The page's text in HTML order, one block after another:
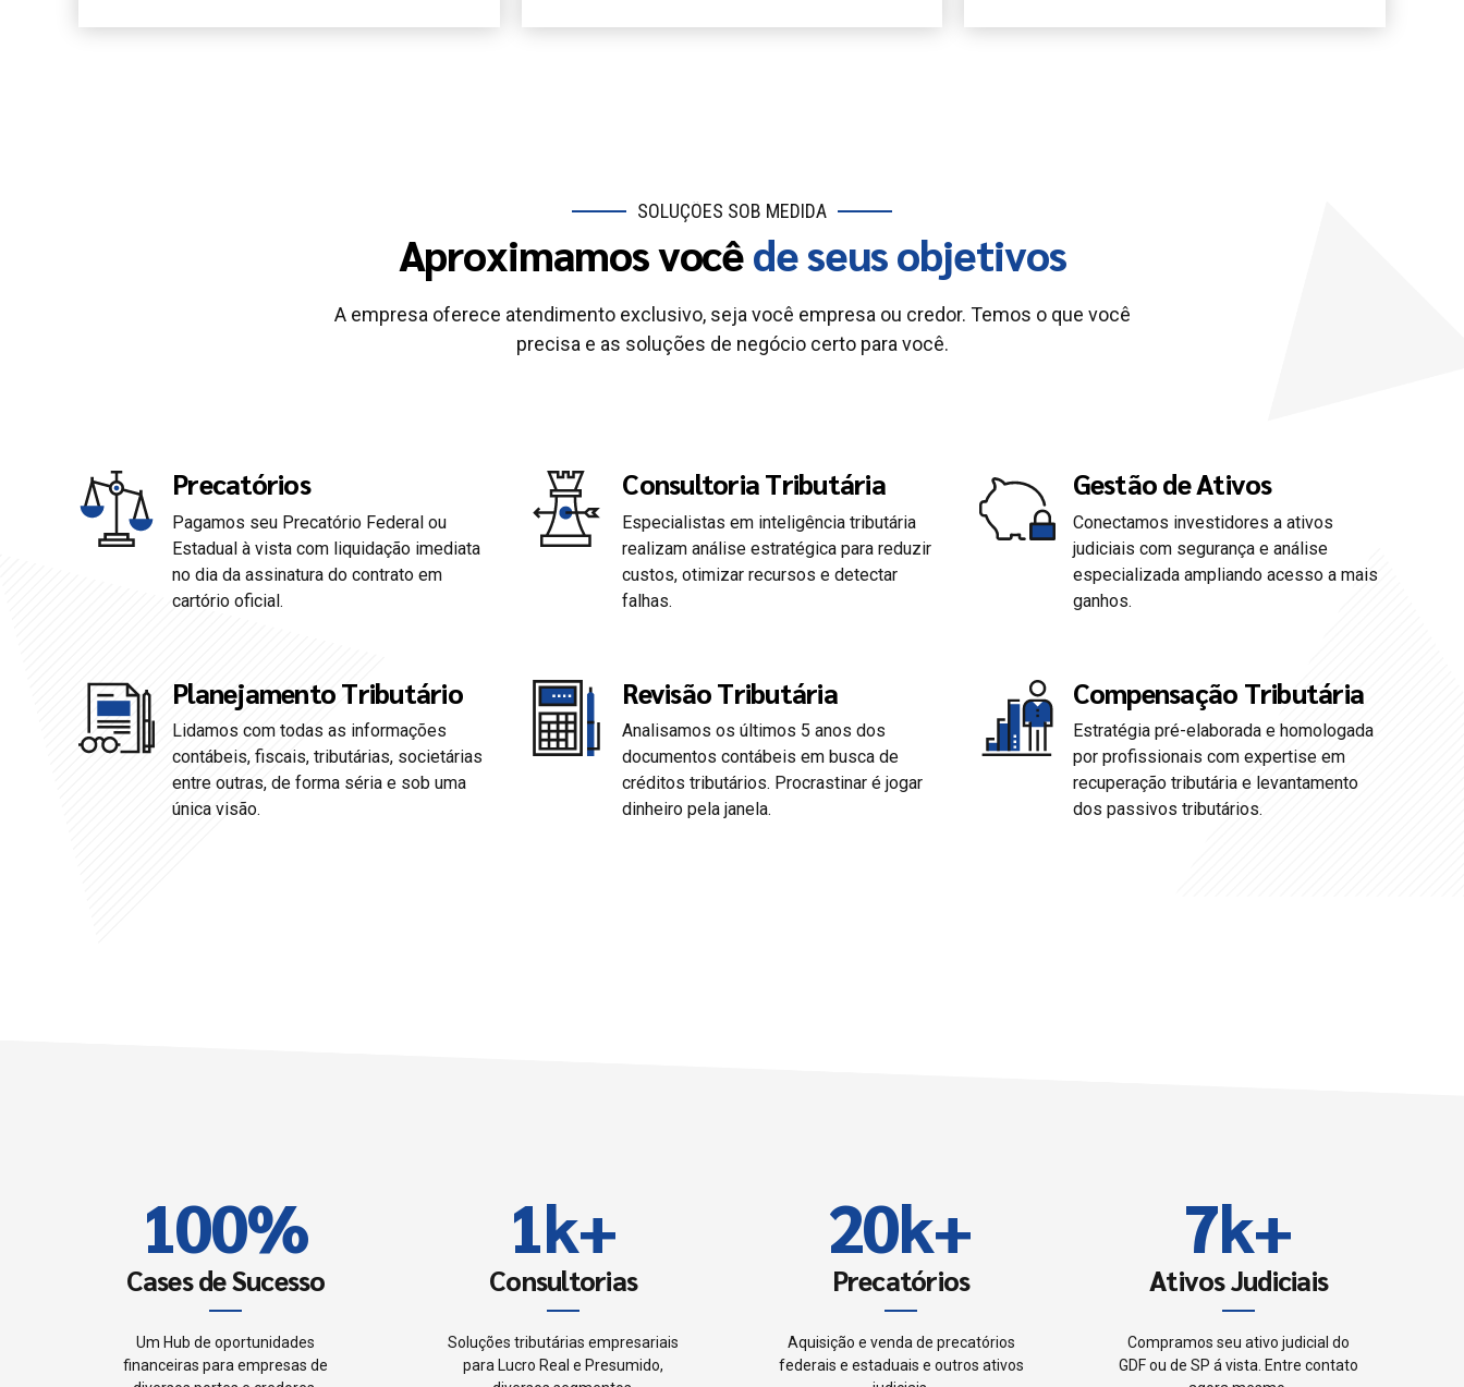
SOLUÇÕES SOB MEDIDA
Aproximamos vocêde seus objetivos
A empresa oferece atendimento exclusivo, seja você empresa ou credor. Temos o que você
precisa e as soluções de negócio certo para você.
Precatórios
Pagamos seu Precatório Federal ou
Estadual à vista com liquidação imediata
no dia da assinatura do contrato em
cartório oficial.
Consultoria Tributária
Especialistas em inteligência tributária
realizam análise estratégica para reduzir
custos, otimizar recursos e detectar
falhas.
Gestão de Ativos
Conectamos investidores a ativos
judiciais com segurança e análise
especializada ampliando acesso a mais
ganhos.
Planejamento Tributário
Lidamos com todas as informações
contábeis, fiscais, tributárias, societárias
entre outras, de forma séria e sob uma
única visão.
Revisão Tributária
Analisamos os últimos 5 anos dos
documentos contábeis em busca de
créditos tributários. Procrastinar é jogar
dinheiro pela janela.
Compensação Tributária
Estratégia pré-elaborada e homologada
por profissionais com expertise em
recuperação tributária e levantamento
dos passivos tributários.
1
2
3
0
2
3
4
0
0
2
3
4
0%
Cases de Sucesso
Um Hub de oportunidades
financeiras para empresas de
1
2
3
k+
Consultorias
Soluções tributárias empresariais
para Lucro Real e Presumido,
2
3
4
0
2
3
0k+
Precatórios
Aquisição e venda de precatórios
federais e estaduais e outros ativos
0
1
7
8
9
k+
Ativos Judiciais
Compramos seu ativo judicial do
GDF ou de SP á vista. Entre contato